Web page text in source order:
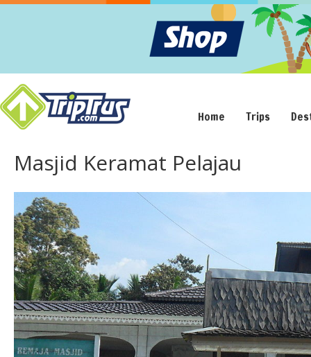
Home Trips
Masjid Keramat Pelajau